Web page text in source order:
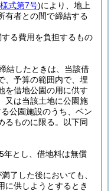
式第7号)により、地上
有者との間で締結する
る費用を負担するもの
結したときは、当該借
、予算の範囲内で、埋
を借地公園の用に供す
又は当該土地に公園施
公園施設のうち、ベン
るものに限る。以下同
年とし、借地料は無償
了した後においても、
に供しようとするとき